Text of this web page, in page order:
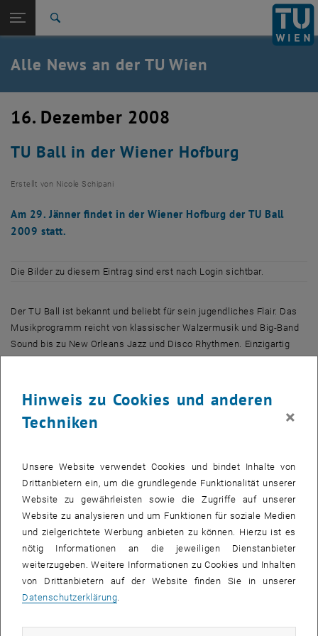
TU Login
Quicklinks
Quicklinks-Menü umschalten
Studium
Karriere
Zurück: Subseiten von TU Wien Startseite auflisten
Zurück zur letzten Ebene:
TU Wien Startseite
Übersicht
Alle News an der TU Wien
16. Dezember 2008
TU Ball in der Wiener Hofburg
Erstellt von Nicole Schipani
Am 29. Jänner findet in der Wiener Hofburg der TU Ball
2009 statt.
Die Bilder zu diesem Eintrag sind erst nach Login sichtbar.
Der TU Ball ist bekannt und beliebt für sein jugendliches Flair. Das
Musikprogramm reicht von klassischer Walzermusik und Big-Band
Sound bis zu New Orleans Jazz und Disco Rhythmen. Einzigartig
link_intern>Saalplan). Besonders berühmt ist dieser Ball auch für
Eröffnung gestaltet. Zu den Klängen des <link http: info.tuwien.ac.at
für das Jung-Damen- und Jung-Herren-Komitee.
Website TU Ball: <link http: www.music.at tu-ball>
Kartenverkauf und Tisch- und Logenreservierung
Ab Donnerstag 15.01.2009 im Ballbüro:
Hinweis zu Cookies und anderen
Techniken
×
Unsere Website verwendet Cookies und bindet Inhalte von
Drittanbietern ein, um die grundlegende Funktionalität unserer
Website zu gewährleisten sowie die Zugriffe auf unserer
Website zu analysieren und um Funktionen für soziale Medien
und zielgerichtete Werbung anbieten zu können. Hierzu ist es
nötig Informationen an die jeweiligen Dienstanbieter
weiterzugeben. Weitere Informationen zu Cookies und Inhalten
von Drittanbietern auf der Website finden Sie in unserer
Datenschutzerklärung.